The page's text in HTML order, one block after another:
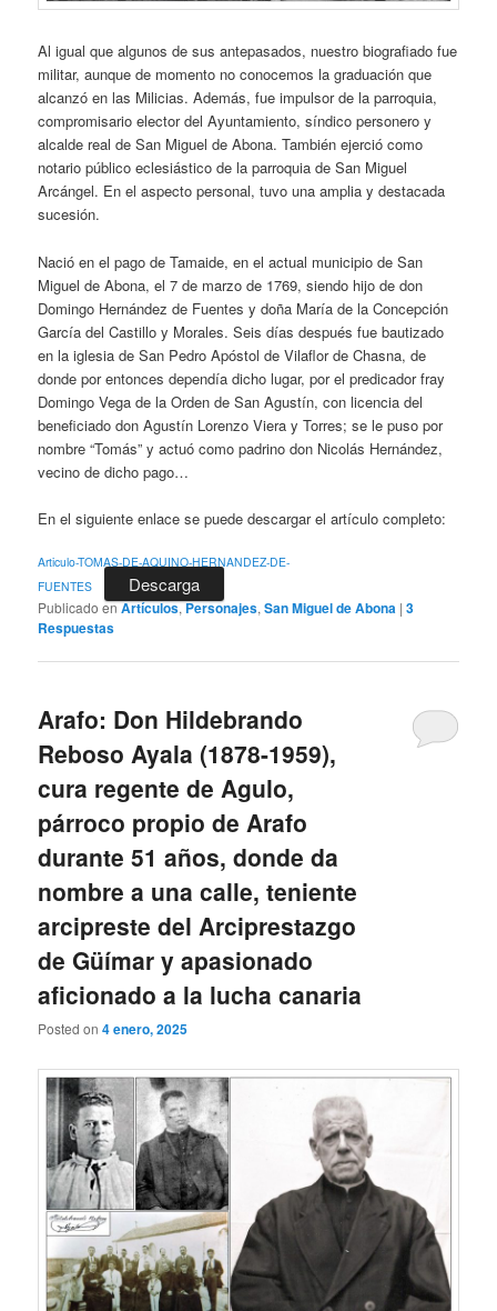
Al igual que algunos de sus antepasados, nuestro biografiado fue
militar, aunque de momento no conocemos la graduación que
alcanzó en las Milicias. Además, fue impulsor de la parroquia,
compromisario elector del Ayuntamiento, síndico personero y
alcalde real de San Miguel de Abona. También ejerció como
notario público eclesiástico de la parroquia de San Miguel
Arcángel. En el aspecto personal, tuvo una amplia y destacada
sucesión.
Nació en el pago de Tamaide, en el actual municipio de San
Miguel de Abona, el 7 de marzo de 1769, siendo hijo de don
Domingo Hernández de Fuentes y doña María de la Concepción
García del Castillo y Morales. Seis días después fue bautizado
en la iglesia de San Pedro Apóstol de Vilaflor de Chasna, de
donde por entonces dependía dicho lugar, por el predicador fray
Domingo Vega de la Orden de San Agustín, con licencia del
beneficiado don Agustín Lorenzo Viera y Torres; se le puso por
nombre “Tomás” y actuó como padrino don Nicolás Hernández,
vecino de dicho pago…
En el siguiente enlace se puede descargar el artículo completo:
Articulo-TOMAS-DE-AQUINO-HERNANDEZ-DE-
FUENTES
Descarga
Publicado enArtículos,Personajes,San Miguel de Abona |3
Respuestas
Arafo: Don Hildebrando
Reboso Ayala (1878-1959),
cura regente de Agulo,
párroco propio de Arafo
durante 51 años, donde da
nombre a una calle, teniente
arcipreste del Arciprestazgo
de Güímar y apasionado
aficionado a la lucha canaria
Posted on4 enero, 2025